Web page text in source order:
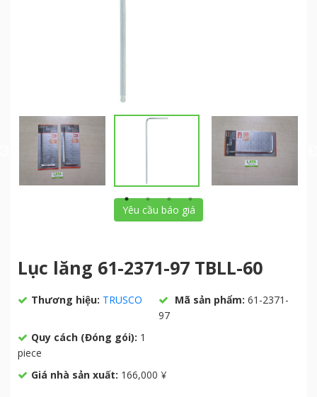
Yêu cầu báo giá
Lục lăng 61-2371-97 TBLL-60
Thương hiệu: TRUSCO Mã sản phẩm: 61-2371-
97
Quy cách (Đóng gói): 1
piece
Giá nhà sản xuất: 166,000 ¥